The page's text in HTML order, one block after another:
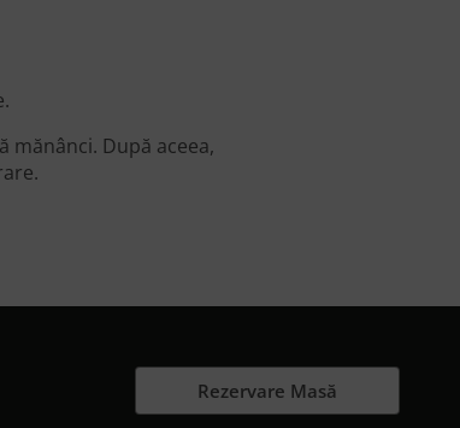
mănânci. După aceea,
Rezervare Masă